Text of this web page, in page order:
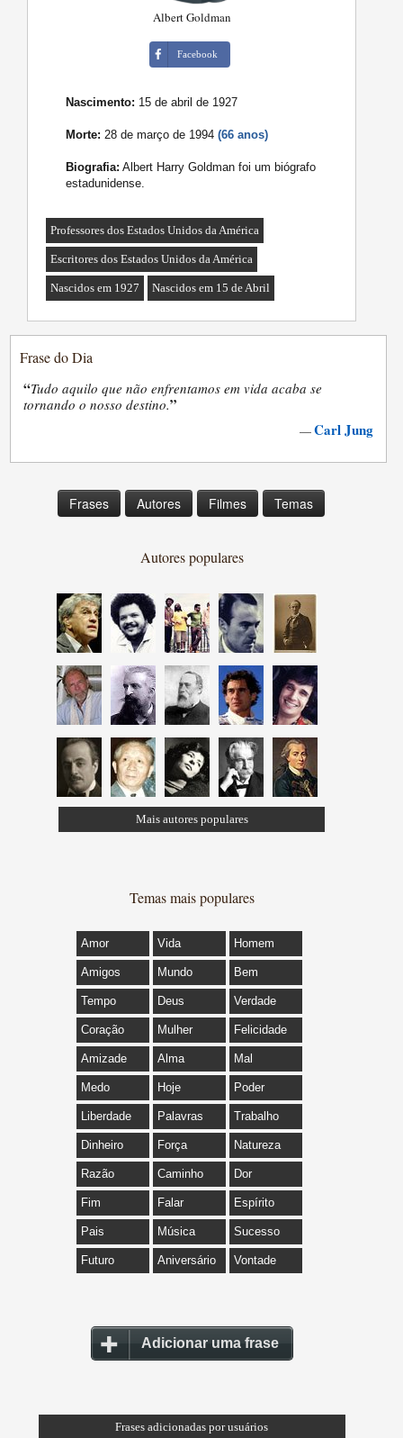
Albert Goldman
Facebook
Nascimento: 15 de abril de 1927
Morte: 28 de março de 1994(66 anos)
Biografia: Albert Harry Goldman foi um biógrafo
estadunidense.
Professores dos Estados Unidos da América
Escritores dos Estados Unidos da América
Nascidos em 1927 Nascidos em 15 de Abril
Frase do Dia
“Tudo aquilo que não enfrentamos em vida acaba se
tornando o nosso destino.”
—Carl Jung
Frases Autores Filmes Temas
Autores populares
Mais autores populares
Temas mais populares
Amor Vida Homem
Amigos Mundo Bem
Tempo Deus Verdade
Coração Mulher Felicidade
Amizade Alma Mal
Medo Hoje Poder
Liberdade Palavras Trabalho
Dinheiro Força Natureza
Razão Caminho Dor
Fim Falar Espírito
Pais Música Sucesso
Futuro Aniversário Vontade
Adicionar uma frase
Frases adicionadas por usuários